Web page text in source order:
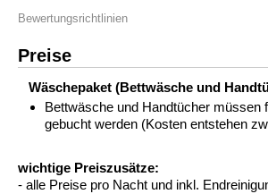
Bewertungsrichtlinien
Preise
Wäschepaket (Bettwäsche und
Bettwäsche und Handtücher müssen
gebucht werden (Kosten entstehen
wichtige Preiszusätze:
- alle Preise pro Nacht und inkl.